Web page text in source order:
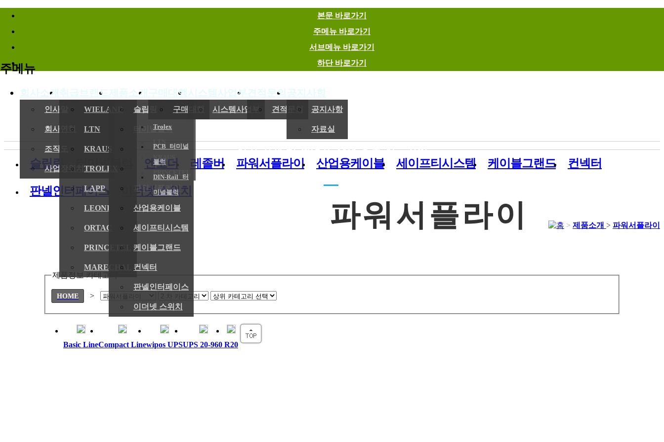
바로가기메뉴
본문 바로가기
주메뉴 바로가기
서브메뉴 바로가기
하단 바로가기
주메뉴
회사소개
인사말
회사연혁
조직도
사업장위치/연락처
취급브랜드
WIELAND
LTN
KRAUS
TROLEX
LAPP
LEONI
ORTAC
PRINCETEL
MARECHAL
제품소개
슬립링
Trolex
KRAUS
PRINCETEL
터미널블럭
PCB 터미널
블럭
DIN-Rail 터
미널블럭
엔코더
레졸버
파워서플라이
산업용케이블
세이프티시스템
케이블그랜드
컨넥터
판넬인터페이스
이더넷 스위치
구매대행
구매대행
시스템사업부
시스템사업부
견적문의
견적문의 공지사항
자료실
(주)이엠에스
전기,기계 및 제어용 자재 유통 전문기업
슬립링 터미널블럭 엔코더 레졸버 파워서플라이 산업용케이블 세이프티시스템 케이블그랜드 컨넥터
판넬인터페이스 이더넷 스위치
> 제품소개 > 파워서플라이
파워서플라이
제품정보 카테고리
HOME >
Basic LineCompact Linewipos UPSUPS 20-960 R20